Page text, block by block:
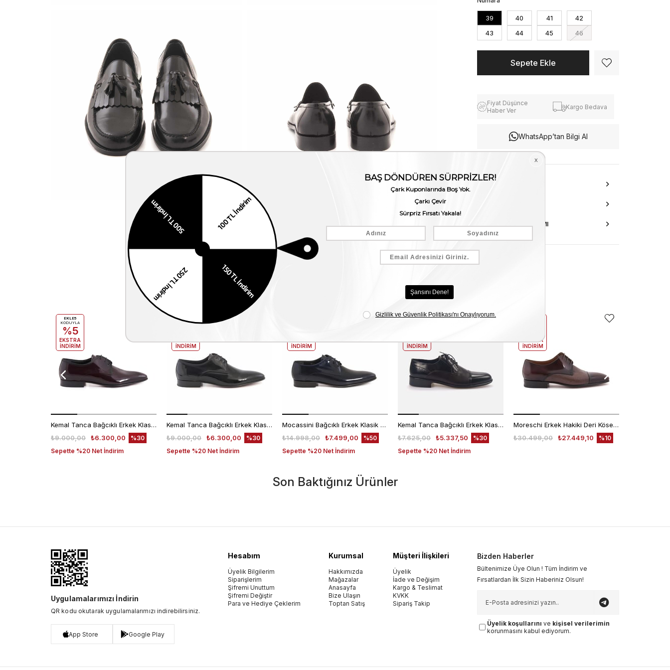
39 40 41
42
43
44 45 46
Fiyat Düşünce
Haber Ver
Kargo Bedava
WhatsApp’tan Bilgi Al
AKSESUAR ONARIMI
Kemal Tanca Bağcıklı Erkek Klasik Ayakkabı 700
₺6.300,00
₺9.000,00
Sepette %20 Net İndirim
%30
EKLE5
KODUYLA
%5
EKSTRA
İNDİRİM
Kemal Tanca Bağcıklı Erkek Klasik Ayakkabı 700
₺6.300,00
₺9.000,00
Sepette %20 Net İndirim
%30
EKLE5
KODUYLA
İNDİRİM
Mocassini Bağcıklı Erkek Klasik Ayakkabı 4625
₺7.499,00
₺14.998,00
Sepette %20 Net İndirim
%50
İNDİRİM
Kemal Tanca Bağcıklı Erkek Klasik Ayakkabı 7453
₺5.337,50
₺7.625,00
Sepette %20 Net İndirim
%30
EKLE5
İNDİRİM
Moreschi Erkek Hakiki Deri Kösele Taban Kahverengi Klasik Ayakkabı
₺27.449,10
₺30.499,00 %10
EKSTRA
İNDİRİM
Son Baktığınız Ürünler
Uygulamalarımızı İndirin
QR kodu okutarak uygulamalarımızı indirebilirsiniz.
App Store Google Play
Hesabım
Üyelik Bilgilerim
Siparişlerim
Şifremi Unuttum
Şifremi Değiştir
Para ve Hediye Çeklerim
Kurumsal
Hakkımızda
Mağazalar
Anasayfa
Bize Ulaşın
Toptan Satış
Müşteri İlişkileri
Üyelik
İade ve Değişim
Kargo & Teslimat
KVKK
Sipariş Takip
Bizden Haberler
Bültenimize Üye Olun ! Tüm İndirim ve
Fırsatlardan İlk Sizin Haberiniz Olsun!
Üyelik koşullarını ve kişisel verilerimin
korunmasını kabul ediyorum.